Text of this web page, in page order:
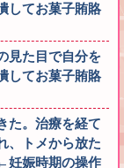
してお菓子賄賂
見た目で自分を
してお菓子賄賂
た。治療を経て
、トメから放た
妊娠時期の操作